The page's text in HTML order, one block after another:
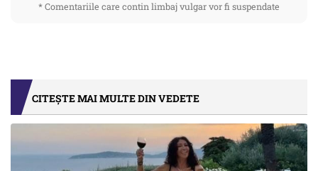
* Comentariile care contin limbaj vulgar vor fi suspendate
CITEȘTE MAI MULTE DIN VEDETE